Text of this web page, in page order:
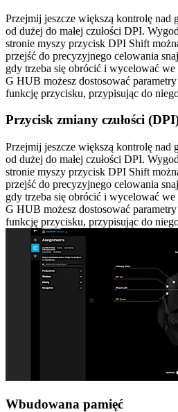
Przejmij jeszcze większą kontrolę nad
od dużej do małej czułości DPI.
stronie myszy przycisk DPI Shift
przejść do precyzyjnego celowania
gdy trzeba się obrócić i wycelować
G HUB możesz dostosować
funkcję przycisku, przypisując do
Przycisk zmiany czułości
Przejmij jeszcze większą kontrolę nad
od dużej do małej czułości DPI.
stronie myszy przycisk DPI Shift
przejść do precyzyjnego celowania
gdy trzeba się obrócić i wycelować
G HUB możesz dostosować
funkcję przycisku, przypisując do
Wbudowana pamięć